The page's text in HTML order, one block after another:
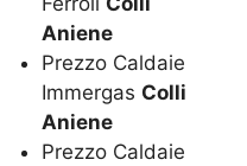
Aniene
Prezzo Caldaie
Immergas Colli
Aniene
Prezzo Caldaie